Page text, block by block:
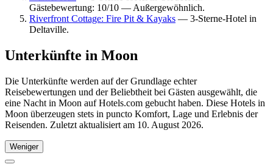
Gästebewertung: 10/10 — Außergewöhnlich.
Riverfront Cottage: Fire Pit & Kayaks — 3-Sterne-Hotel in
Deltaville.
Unterkünfte in Moon
Die Unterkünfte werden auf der Grundlage echter
Reisebewertungen und der Beliebtheit bei Gästen ausgewählt, die
eine Nacht in Moon auf Hotels.com gebucht haben. Diese Hotels in
Moon überzeugen stets in puncto Komfort, Lage und Erlebnis der
Reisenden. Zuletzt aktualisiert am 10. August 2026.
Weniger